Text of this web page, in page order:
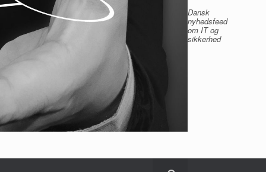
Dansk
nyhedsfeed
om IT og
sikkerhed